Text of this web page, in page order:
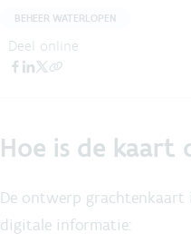
BEHEER WATERLOPEN
Deel online
Hoe is de kaart
De ontwerp grachtenkaart
digitale informatie: